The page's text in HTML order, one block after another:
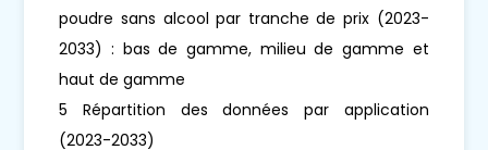
poudre sans alcool par tranche de prix (2023-
2033) : bas de gamme, milieu de gamme et
haut de gamme
5 Répartition des données par application
(2023-2033)